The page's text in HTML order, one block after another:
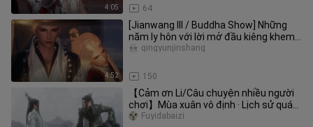
4:05 64
4:52
[Jianwang III / Buddha Show] Những
năm ly hôn với lời mở đầu kiêng khem
của người chồng [Lớp học khó
150
qingyunjinshang
【Cảm ơn Li/Câu chuyện nhiều người
chơi】Mùa xuân vô định · Lịch sử quá
khứFuyidabaizi